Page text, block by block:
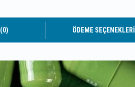
(0) ÖDEME SEÇENEKLERI